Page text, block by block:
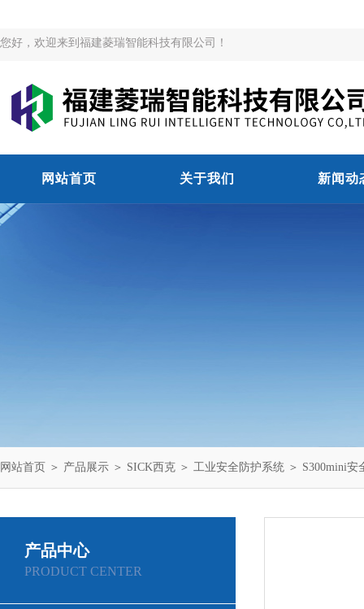
您好，欢迎来到福建菱瑞智能科技有限公司！
网站首页 关于我们 新闻动
网站首页 ＞ 产品展示 ＞ SICK西克 ＞ 工业安全防护系统 ＞ S300mini
产品中心
PRODUCT CENTER